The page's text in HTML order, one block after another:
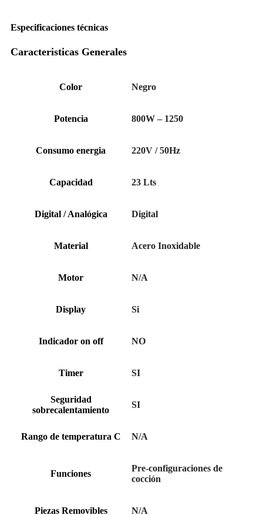
Especificaciones técnicas
Caracteristicas Generales
Color Negro
Potencia 800W – 1250
Consumo energia 220V / 50Hz
Capacidad 23 Lts
Digital / Analógica Digital
Material Acero Inoxidable
Motor N/A
Display Si
Indicador on off NO
Timer SI
Seguridad
sobrecalentamiento
SI
Rango de temperatura C N/A
Funciones
Pre-configuraciones de
cocción
Piezas Removibles N/A